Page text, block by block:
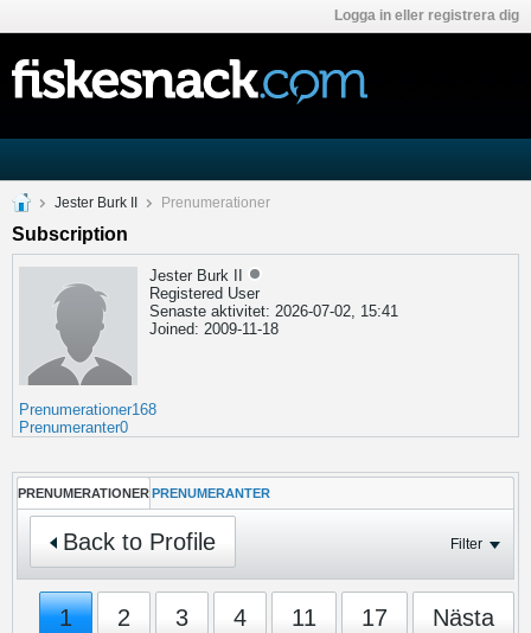
Logga in eller registrera dig
Jester Burk II Prenumerationer
Subscription
Jester Burk II
Registered User
Senaste aktivitet: 2026-07-02, 15:41
Joined: 2009-11-18
Prenumerationer168
Prenumeranter0
PRENUMERATIONER PRENUMERANTER
Back to Profile Filter
1 2 3 4 11 17 Nästa